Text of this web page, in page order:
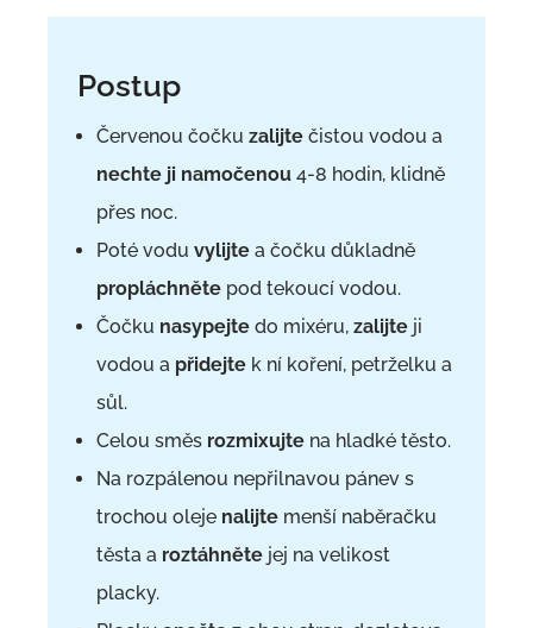
Postup
Červenou čočku zalijte čistou vodou a
nechte ji namočenou 4-8 hodin, klidně
přes noc.
Poté vodu vylijte a čočku důkladně
propláchněte pod tekoucí vodou.
Čočku nasypejte do mixéru, zalijte ji
vodou a přidejte k ní koření, petrželku a
sůl.
Celou směs rozmixujte na hladké těsto.
Na rozpálenou nepřilnavou pánev s
trochou oleje nalijte menší naběračku
těsta a roztáhněte jej na velikost
placky.